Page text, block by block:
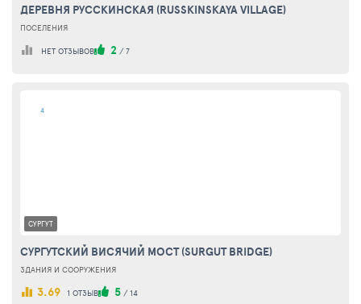
ДЕРЕВНЯ РУССКИНСКАЯ (RUSSKINSKAYA VILLAGE)
ПОСЕЛЕНИЯ
НЕТ ОТЗЫВОВ 2 / 7
4
СУРГУТ
СУРГУТСКИЙ ВИСЯЧИЙ МОСТ (SURGUT BRIDGE)
ЗДАНИЯ И СООРУЖЕНИЯ
3.69 1 ОТЗЫВ 5 / 14